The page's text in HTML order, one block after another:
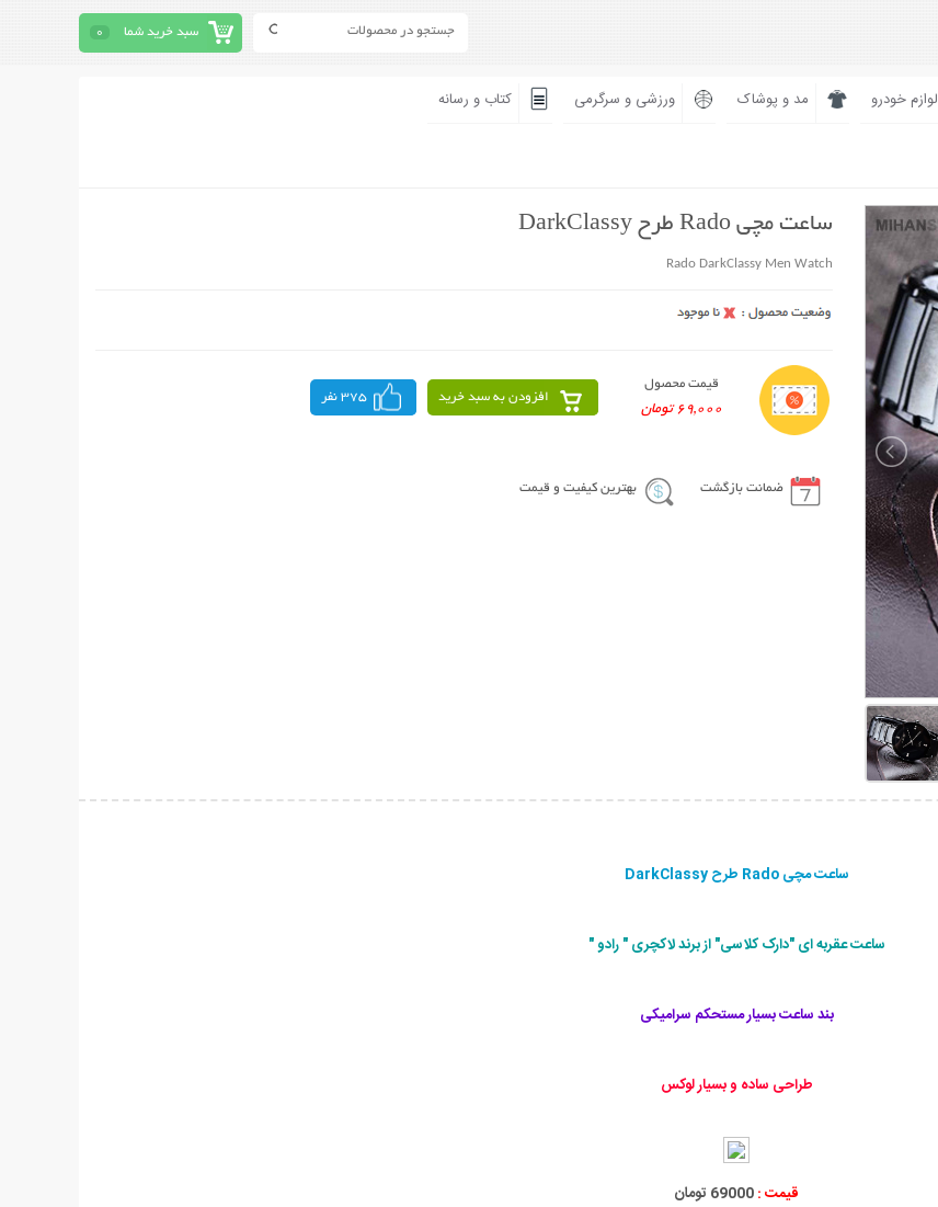
سبد خرید شما 0
لوازم خودرو مد و پوشاک ورزشی و سرگرمی کتاب و رسانه
ساعت مچی Rado طرح DarkClassy
Rado DarkClassy Men Watch
قیمت محصول
69,000 تومان
افزودن به سبد خرید 375 نفر
ضمانت بازگشت بهترین کیفیت و قیمت
ساعت مچی Rado طرح DarkClassy
ساعت عقربه ای "دارک کلاسی" از برند لاکچری " رادو "
بند ساعت بسیار مستحکم سرامیکی
طراحی ساده و بسیار لوکس
قیمت :69000 تومان